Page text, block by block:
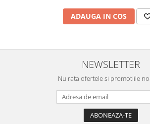
ADAUGA IN COS
NEWSLETTER
Nu rata ofertele si promotiile